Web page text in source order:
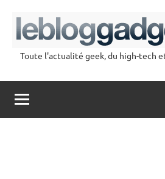
contenu
Toute l'actualité geek, du high-tech